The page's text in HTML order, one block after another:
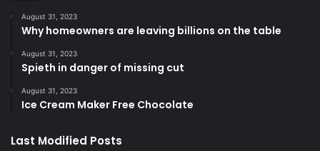
August 31, 2023
Why homeowners are leaving billions on the table
August 31, 2023
Spieth in danger of missing cut
August 31, 2023
Ice Cream Maker Free Chocolate
Last Modified Posts